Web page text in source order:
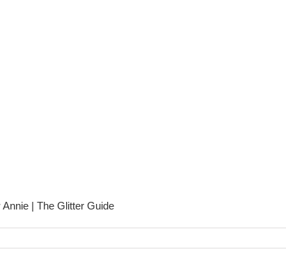
| The Glitter Guide